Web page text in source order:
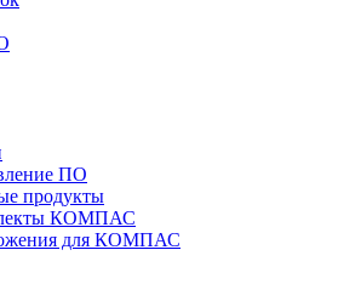
ПО
продукты
КОМПАС
для КОМПАС